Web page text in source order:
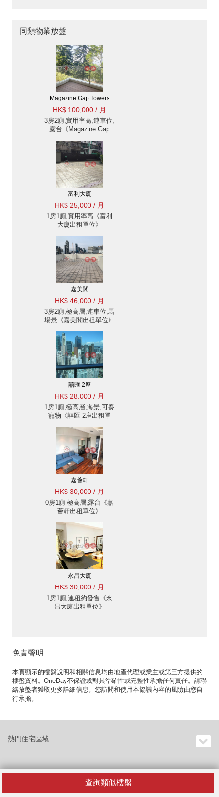
查詢類似樓盤
同類物業放盤
Magazine Gap Towers
HK$ 100,000 / 月
3房2廁,實用率高,連車位,
露台《Magazine Gap
富利大廈
HK$ 25,000 / 月
1房1廁,實用率高《富利
大廈出租單位》
嘉美閣
HK$ 46,000 / 月
3房2廁,極高層,連車位,馬
場景《嘉美閣出租單位》
囍匯 2座
HK$ 28,000 / 月
1房1廁,極高層,海景,可養
寵物《囍匯 2座出租單
嘉薈軒
HK$ 30,000 / 月
0房1廁,極高層,露台《嘉
薈軒出租單位》
永昌大廈
HK$ 30,000 / 月
1房1廁,連租約發售《永
昌大廈出租單位》
免責聲明
本頁顯示的樓盤說明和相關信息均由地產代理或業主或第三方提供的
樓盤資料。OneDay不保證或對其準確性或完整性承擔任何責任。請聯
絡放盤者獲取更多詳細信息。您訪問和使用本協議內容的風險由您自
行承擔。
熱門住宅區域
熱門住宅大廈